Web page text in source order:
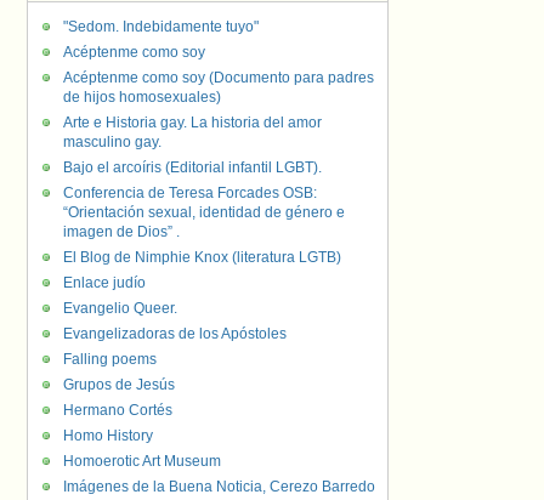
"Sedom. Indebidamente tuyo"
Acéptenme como soy
Acéptenme como soy (Documento para padres
de hijos homosexuales)
Arte e Historia gay. La historia del amor
masculino gay.
Bajo el arcoíris (Editorial infantil LGBT).
Conferencia de Teresa Forcades OSB:
“Orientación sexual, identidad de género e
imagen de Dios” .
El Blog de Nimphie Knox (literatura LGTB)
Enlace judío
Evangelio Queer.
Evangelizadoras de los Apóstoles
Falling poems
Grupos de Jesús
Hermano Cortés
Homo History
Homoerotic Art Museum
Imágenes de la Buena Noticia, Cerezo Barredo